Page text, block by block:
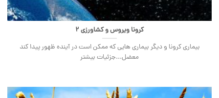
کرونا ویروس و کشاورزی 2
بیماری کرونا و دیگر بیماری هایی که ممکن است در آینده ظهور پیدا کند
معضل...جزئیات بیشتر